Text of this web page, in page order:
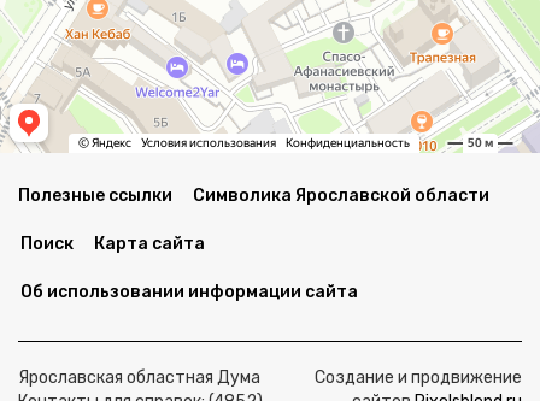
Полезные ссылки Символика Ярославской области
Поиск Карта сайта
Об использовании информации сайта
Ярославская областная Дума
Создание и продвижение